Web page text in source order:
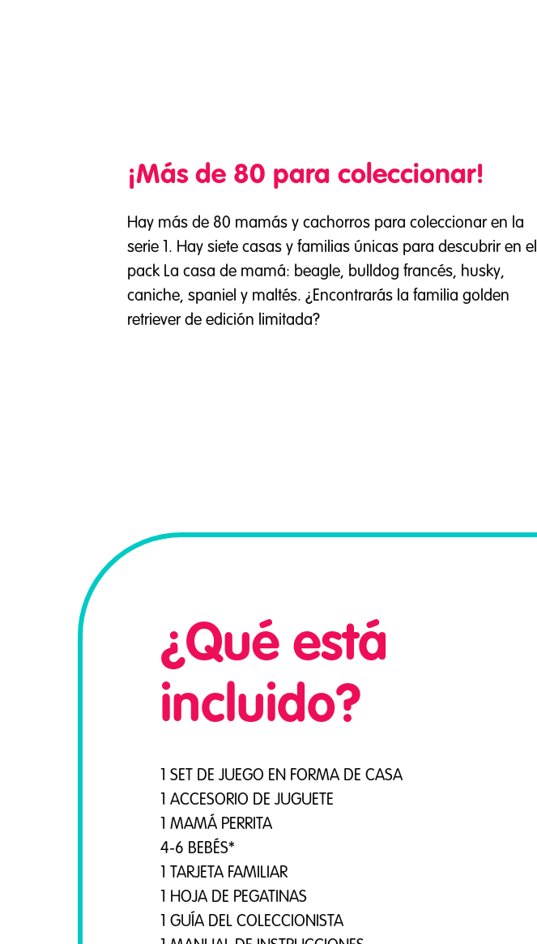
¡Más de 80 para coleccionar!
Hay más de 80 mamás y cachorros para coleccionar en la
serie 1. Hay siete casas y familias únicas para descubrir en el
pack La casa de mamá: beagle, bulldog francés, husky,
caniche, spaniel y maltés. ¿Encontrarás la familia golden
retriever de edición limitada?
¿Qué está
incluido?
1 SET DE JUEGO EN FORMA DE CASA
1 ACCESORIO DE JUGUETE
1 MAMÁ PERRITA
4-6 BEBÉS*
1 TARJETA FAMILIAR
1 HOJA DE PEGATINAS
1 GUÍA DEL COLECCIONISTA